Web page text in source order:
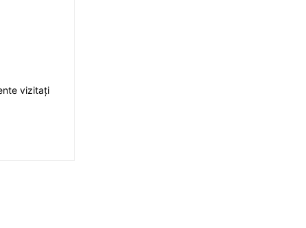
vizitați